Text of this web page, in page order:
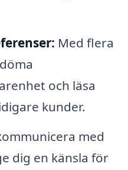
Med flera
och läsa
kunder.
med
dig en känsla för